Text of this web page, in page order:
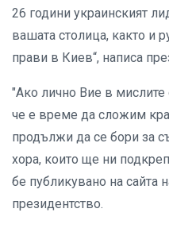
26 години украинският
вашата столица, както и
прави в Киев“, написа
"Ако лично Вие в мислите
че е време да сложим
продължи да се бори за
хора, които ще ни
бе публикувано на сайта
президентство.